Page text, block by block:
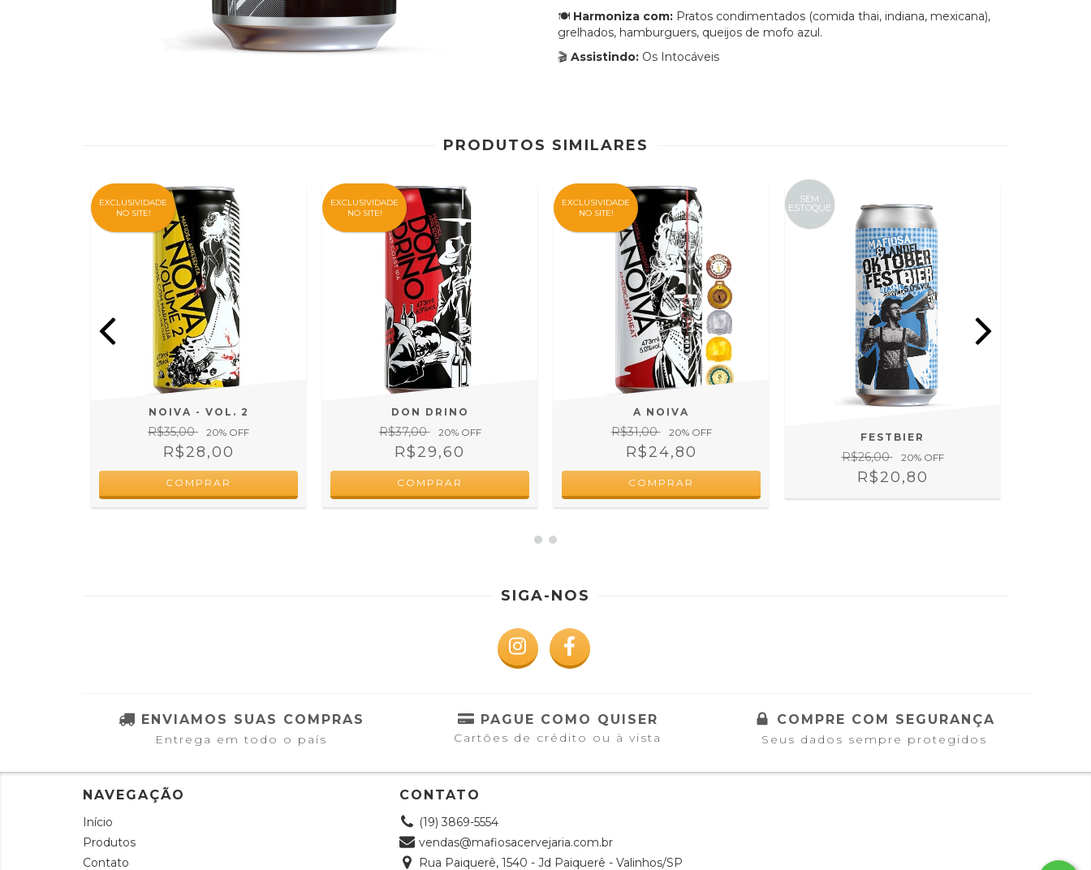
🍽️ Harmoniza com: Pratos condimentados (comida thai, indiana, mexicana),
grelhados, hamburguers, queijos de mofo azul.
🎬 Assistindo: Os Intocáveis
PRODUTOS SIMILARES
EXCLUSIVIDADE
NO SITE!
NOIVA - VOL. 2
R$35,00 20% OFF
R$28,00
EXCLUSIVIDADE
NO SITE!
DON DRINO
R$37,00 20% OFF
R$29,60
EXCLUSIVIDADE
NO SITE!
A NOIVA
R$31,00 20% OFF
R$24,80
SEM
ESTOQUE
FESTBIER
R$26,00 20% OFF
R$20,80
SIGA-NOS
ENVIAMOS SUAS COMPRAS
Entrega em todo o país
PAGUE COMO QUISER
Cartões de crédito ou à vista
COMPRE COM SEGURANÇA
Seus dados sempre protegidos
NAVEGAÇÃO
Início
Produtos
Contato
CONTATO
(19) 3869-5554
vendas@mafiosacervejaria.com.br
Rua Paiquerê, 1540 - Jd Paiquerê - Valinhos/SP